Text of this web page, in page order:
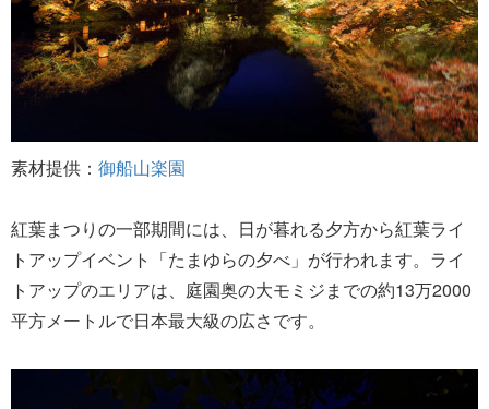
素材提供： 御船山楽園
紅葉まつりの一部期間には、日が暮れる夕方から紅葉ライ
トアップイベント「たまゆらの夕べ」が行われます。ライ
トアップのエリアは、庭園奥の大モミジまでの約13万2000
平方メートルで日本最大級の広さです。